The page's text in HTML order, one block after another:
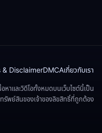
& DisclaimerDMCAเกี่ยวกับเรา
ละวิดีโอทั้งหมดบนเว็บไซต์นี้เป็น
ทรัพย์สินของเจ้าของลิขสิทธิ์ที่ถูกต้อง